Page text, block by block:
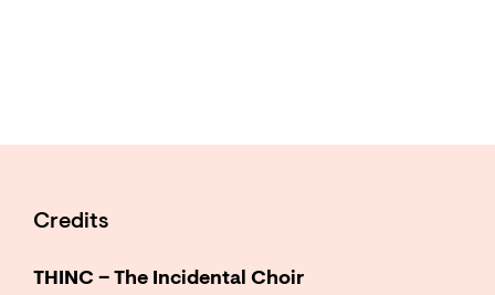
Credits
THINC – The Incidental Choir